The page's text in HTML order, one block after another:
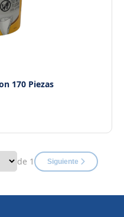
170 Piezas
de 1 Siguiente